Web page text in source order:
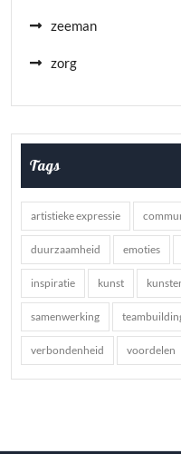
zeeman
zorg
Tags
artistieke expressie
duurzaamheid emoties
inspiratie kunst
samenwerking
verbondenheid voordelen